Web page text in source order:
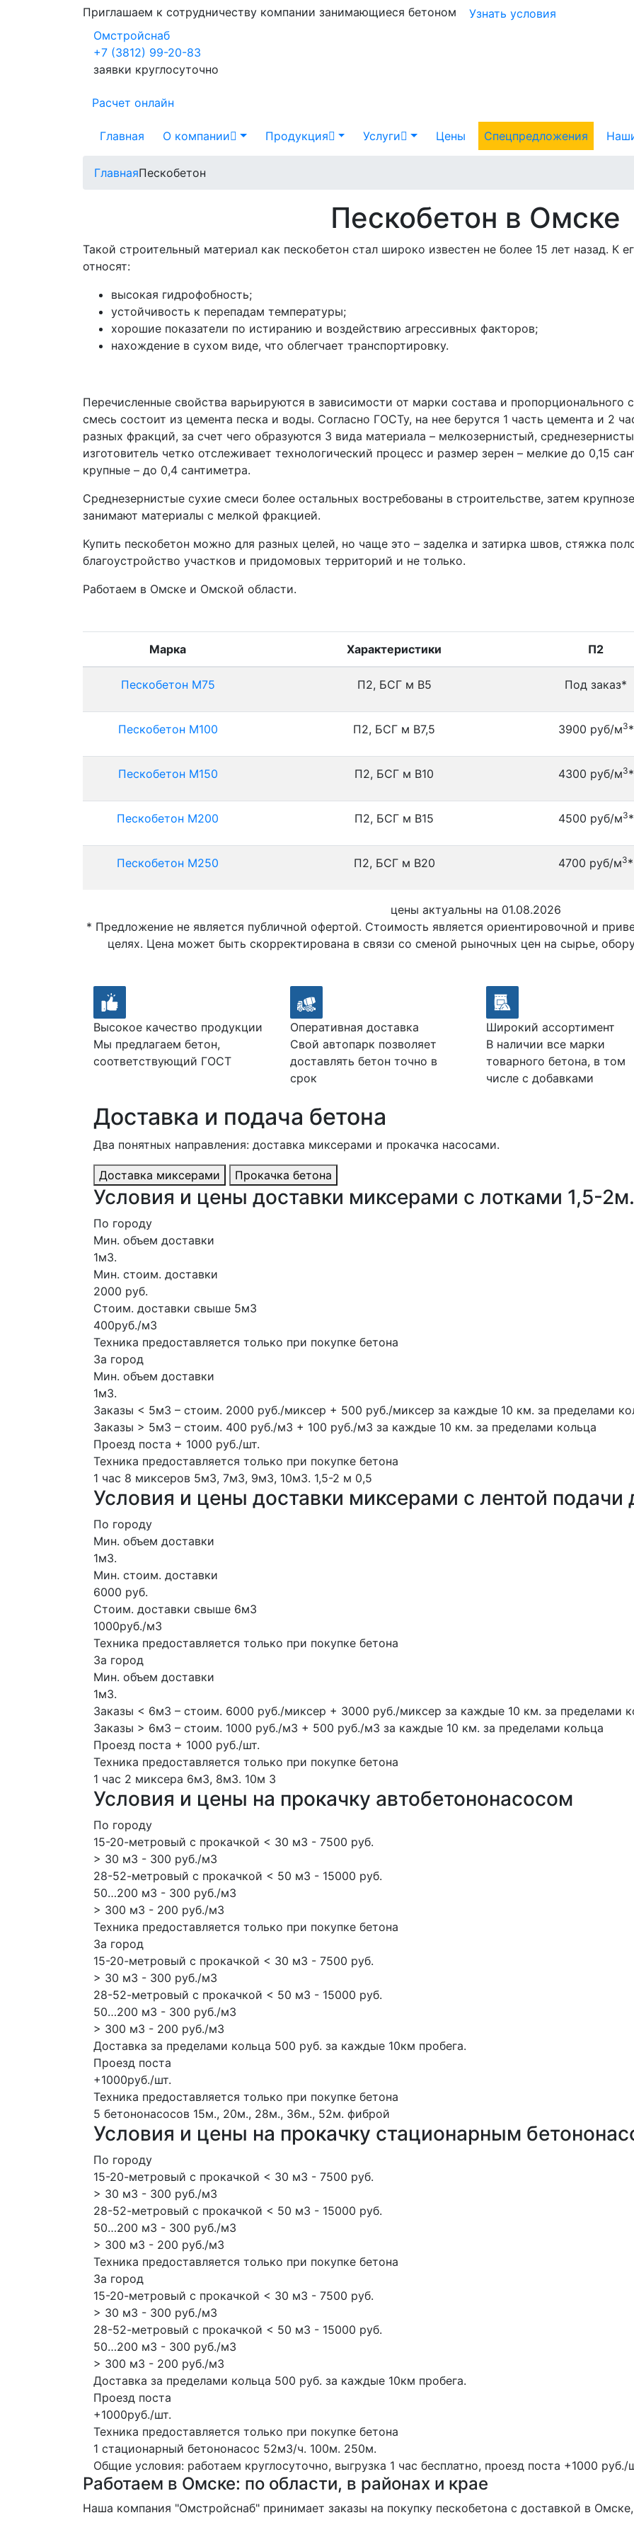
Приглашаем к сотрудничеству компании занимающиеся бетоном
Узнать условия
Омстройснаб
+7 (3812) 99-20-83
заявки круглосуточно
Расчет онлайн
Главная О компании Продукция Услуги Цены Спецпредложения
ГлавнаяПескобетон
Пескобетон в Омске
Такой строительный материал как пескобетон стал широко известен не более 15 лет назад. К
относят:
высокая гидрофобность;
устойчивость к перепадам температуры;
хорошие показатели по истиранию и воздействию агрессивных факторов;
нахождение в сухом виде, что облегчает транспортировку.
Перечисленные свойства варьируются в зависимости от марки состава и пропорционального
смесь состоит из цемента песка и воды. Согласно ГОСТу, на нее берутся 1 часть цемента и 2
разных фракций, за счет чего образуются 3 вида материала – мелкозернистый,
изготовитель четко отслеживает технологический процесс и размер зерен – мелкие до 0,15
крупные – до 0,4 сантиметра.
Среднезернистые сухие смеси более остальных востребованы в строительстве, затем
занимают материалы с мелкой фракцией.
Купить пескобетон можно для разных целей, но чаще это – заделка и затирка швов, стяжка
благоустройство участков и придомовых территорий и не только.
Работаем в Омске и Омской области.
Марка Характеристики П2
Пескобетон М75 П2, БСГ м В5 Под заказ*
Пескобетон М100 П2, БСГ м В7,5 3900 руб/м3*
Пескобетон М150 П2, БСГ м В10 4300 руб/м3*
Пескобетон М200 П2, БСГ м В15 4500 руб/м3*
Пескобетон М250 П2, БСГ м В20 4700 руб/м3*
цены актуальны на 01.08.2026
* Предложение не является публичной офертой. Стоимость является ориентировочной и
целях. Цена может быть скорректирована в связи со сменой рыночных цен на сырье,
Высокое качество продукции
Мы предлагаем бетон,
соответствующий ГОСТ
Оперативная доставка
Свой автопарк позволяет
доставлять бетон точно в
срок
Широкий ассортимент
В наличии все марки
товарного бетона, в том
числе с добавками
Доставка и подача бетона
Два понятных направления: доставка миксерами и прокачка насосами.
Доставка миксерами Прокачка бетона
Условия и цены доставки миксерами с лотками 1,5-2м.
По городу
Мин. объем доставки
1м3.
Мин. стоим. доставки
2000 руб.
Стоим. доставки свыше 5м3
400руб./м3
Техника предоставляется только при покупке бетона
За город
Мин. объем доставки
1м3.
Заказы < 5м3 – стоим. 2000 руб./миксер + 500 руб./миксер за каждые 10 км. за пределами
Заказы > 5м3 – стоим. 400 руб./м3 + 100 руб./м3 за каждые 10 км. за пределами кольца
Проезд поста + 1000 руб./шт.
Техника предоставляется только при покупке бетона
1 час 8 миксеров 5м3, 7м3, 9м3, 10м3. 1,5-2 м 0,5
Условия и цены доставки миксерами с лентой подачи
По городу
Мин. объем доставки
1м3.
Мин. стоим. доставки
6000 руб.
Стоим. доставки свыше 6м3
1000руб./м3
Техника предоставляется только при покупке бетона
За город
Мин. объем доставки
1м3.
Заказы < 6м3 – стоим. 6000 руб./миксер + 3000 руб./миксер за каждые 10 км. за пределами
Заказы > 6м3 – стоим. 1000 руб./м3 + 500 руб./м3 за каждые 10 км. за пределами кольца
Проезд поста + 1000 руб./шт.
Техника предоставляется только при покупке бетона
1 час 2 миксера 6м3, 8м3. 10м 3
Условия и цены на прокачку автобетононасосом
По городу
15-20-метровый с прокачкой < 30 м3 - 7500 руб.
> 30 м3 - 300 руб./м3
28-52-метровый с прокачкой < 50 м3 - 15000 руб.
50…200 м3 - 300 руб./м3
> 300 м3 - 200 руб./м3
Техника предоставляется только при покупке бетона
За город
15-20-метровый с прокачкой < 30 м3 - 7500 руб.
> 30 м3 - 300 руб./м3
28-52-метровый с прокачкой < 50 м3 - 15000 руб.
50…200 м3 - 300 руб./м3
> 300 м3 - 200 руб./м3
Доставка за пределами кольца 500 руб. за каждые 10км пробега.
Проезд поста
+1000руб./шт.
Техника предоставляется только при покупке бетона
5 бетононасосов 15м., 20м., 28м., 36м., 52м. фиброй
Условия и цены на прокачку стационарным
По городу
15-20-метровый с прокачкой < 30 м3 - 7500 руб.
> 30 м3 - 300 руб./м3
28-52-метровый с прокачкой < 50 м3 - 15000 руб.
50…200 м3 - 300 руб./м3
> 300 м3 - 200 руб./м3
Техника предоставляется только при покупке бетона
За город
15-20-метровый с прокачкой < 30 м3 - 7500 руб.
> 30 м3 - 300 руб./м3
28-52-метровый с прокачкой < 50 м3 - 15000 руб.
50…200 м3 - 300 руб./м3
> 300 м3 - 200 руб./м3
Доставка за пределами кольца 500 руб. за каждые 10км пробега.
Проезд поста
+1000руб./шт.
Техника предоставляется только при покупке бетона
1 стационарный бетононасос 52м3/ч. 100м. 250м.
Общие условия: работаем круглосуточно, выгрузка 1 час бесплатно, проезд поста +1000 руб./
Работаем в Омске: по области, в районах и крае
Наша компания "Омстройснаб" принимает заказы на покупку пескобетона с доставкой в